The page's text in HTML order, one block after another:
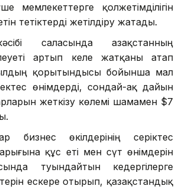
мемлекеттерге қолжетімділігін
тетіктерді жетілдіру жатады.
саласында Қазақстанның
артып келе жатқаны атап
қорытындысы бойынша мал
өнімдерді, сондай-ақ дайын
жеткізу көлемі шамамен $7
бизнес өкілдерінің серіктес
құс еті мен сүт өнімдерін
туындайтын кедергілерге
ескере отырып, қазақстандық